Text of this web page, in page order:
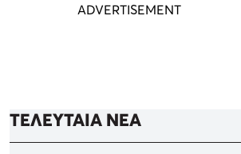
ΤΕΛΕΥΤΑΙΑ ΝΕΑ